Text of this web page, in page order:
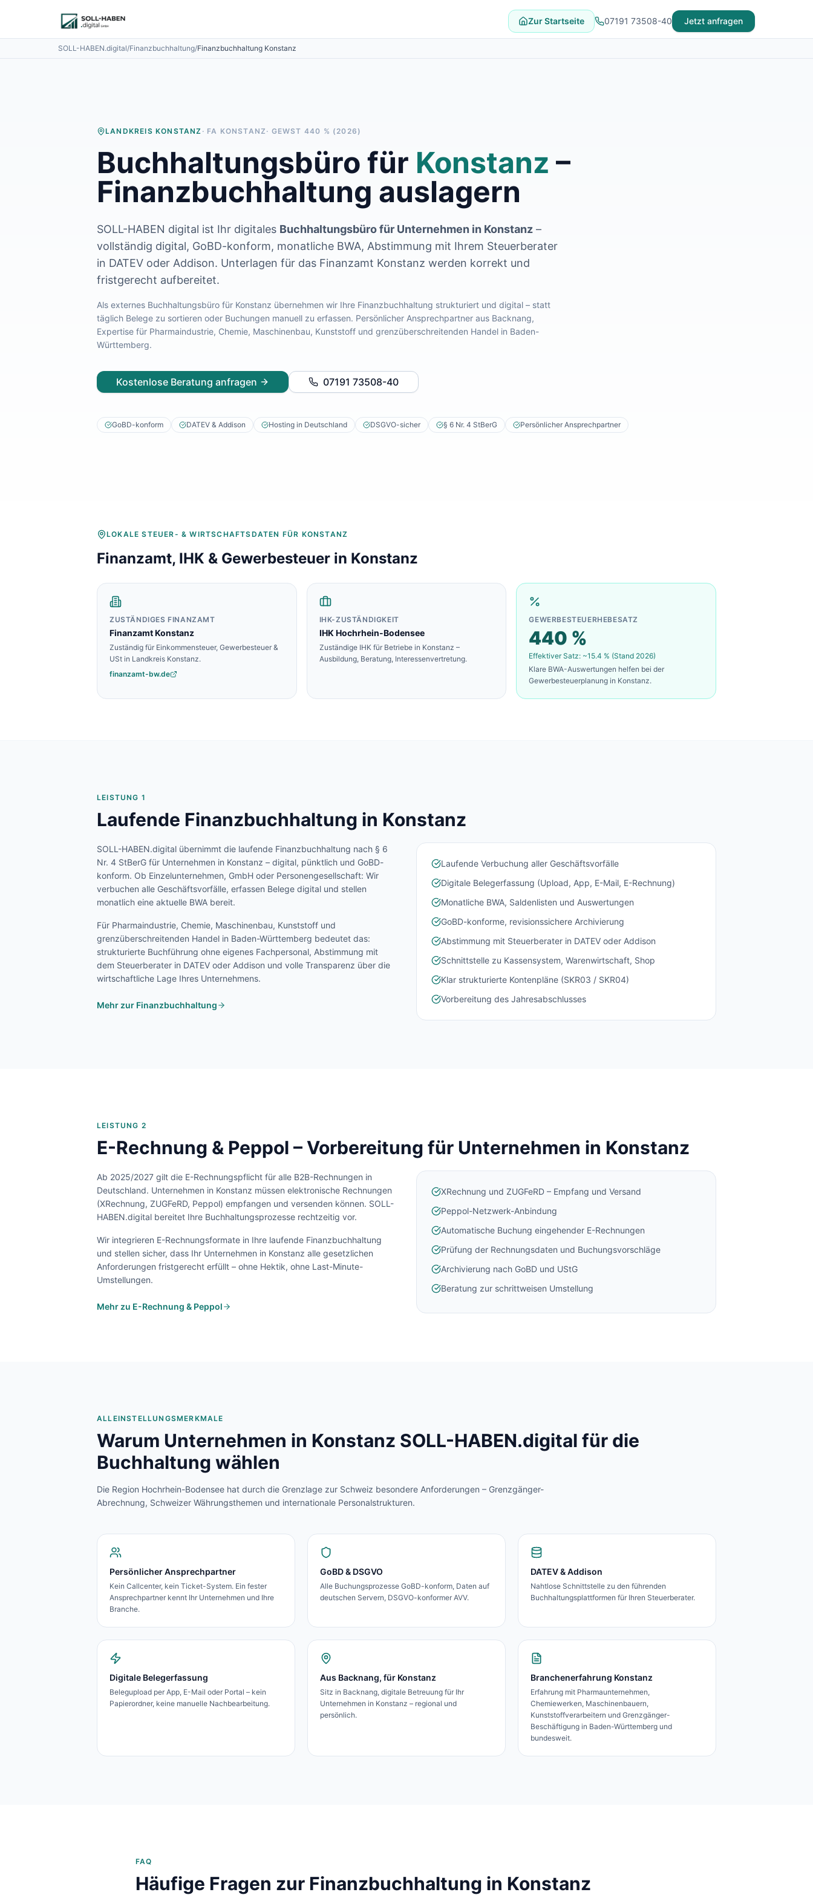
Zur Startseite 07191 73508-40 Jetzt anfragen
SOLL-HABEN.digital/Finanzbuchhaltung/Finanzbuchhaltung Konstanz
LANDKREIS KONSTANZ · FA KONSTANZ · GEWST 440 % (2026)
Buchhaltungsbüro für Konstanz –
Finanzbuchhaltung auslagern
SOLL-HABEN digital ist Ihr digitales Buchhaltungsbüro für Unternehmen in Konstanz –
vollständig digital, GoBD-konform, monatliche BWA, Abstimmung mit Ihrem Steuerberater
in DATEV oder Addison. Unterlagen für das Finanzamt Konstanz werden korrekt und
fristgerecht aufbereitet.
Als externes Buchhaltungsbüro für Konstanz übernehmen wir Ihre Finanzbuchhaltung strukturiert und digital – statt
täglich Belege zu sortieren oder Buchungen manuell zu erfassen. Persönlicher Ansprechpartner aus Backnang,
Expertise für Pharmaindustrie, Chemie, Maschinenbau, Kunststoff und grenzüberschreitenden Handel in Baden-
Württemberg.
Kostenlose Beratung anfragen 07191 73508-40
GoBD-konform DATEV & Addison Hosting in Deutschland DSGVO-sicher § 6 Nr. 4 StBerG Persönlicher Ansprechpartner
LOKALE STEUER- & WIRTSCHAFTSDATEN FÜR KONSTANZ
Finanzamt, IHK & Gewerbesteuer in Konstanz
ZUSTÄNDIGES FINANZAMT
FinanzamtKonstanz
Zuständig für Einkommensteuer, Gewerbesteuer &
USt in Landkreis Konstanz.
finanzamt-bw.de
IHK-ZUSTÄNDIGKEIT
IHK Hochrhein-Bodensee
Zuständige IHK für Betriebe in Konstanz –
Ausbildung, Beratung, Interessenvertretung.
GEWERBESTEUERHEBESATZ
440 %
Effektiver Satz: ~15.4 % (Stand 2026)
Klare BWA-Auswertungen helfen bei der
Gewerbesteuerplanung in Konstanz.
LEISTUNG 1
Laufende Finanzbuchhaltung in Konstanz
SOLL-HABEN.digital übernimmt die laufende Finanzbuchhaltung nach § 6
Nr. 4 StBerG für Unternehmen in Konstanz – digital, pünktlich und GoBD-
konform. Ob Einzelunternehmen, GmbH oder Personengesellschaft: Wir
verbuchen alle Geschäftsvorfälle, erfassen Belege digital und stellen
monatlich eine aktuelle BWA bereit.
Für Pharmaindustrie, Chemie, Maschinenbau, Kunststoff und
grenzüberschreitenden Handel in Baden-Württemberg bedeutet das:
strukturierte Buchführung ohne eigenes Fachpersonal, Abstimmung mit
dem Steuerberater in DATEV oder Addison und volle Transparenz über die
wirtschaftliche Lage Ihres Unternehmens.
Mehr zur Finanzbuchhaltung
Laufende Verbuchung aller Geschäftsvorfälle
Digitale Belegerfassung (Upload, App, E-Mail, E-Rechnung)
Monatliche BWA, Saldenlisten und Auswertungen
GoBD-konforme, revisionssichere Archivierung
Abstimmung mit Steuerberater in DATEV oder Addison
Schnittstelle zu Kassensystem, Warenwirtschaft, Shop
Klar strukturierte Kontenpläne (SKR03 / SKR04)
Vorbereitung des Jahresabschlusses
LEISTUNG 2
E-Rechnung & Peppol – Vorbereitung für Unternehmen in Konstanz
Ab 2025/2027 gilt die E-Rechnungspflicht für alle B2B-Rechnungen in
Deutschland. Unternehmen in Konstanz müssen elektronische Rechnungen
(XRechnung, ZUGFeRD, Peppol) empfangen und versenden können. SOLL-
HABEN.digital bereitet Ihre Buchhaltungsprozesse rechtzeitig vor.
Wir integrieren E-Rechnungsformate in Ihre laufende Finanzbuchhaltung
und stellen sicher, dass Ihr Unternehmen in Konstanz alle gesetzlichen
Anforderungen fristgerecht erfüllt – ohne Hektik, ohne Last-Minute-
Umstellungen.
Mehr zu E-Rechnung & Peppol
XRechnung und ZUGFeRD – Empfang und Versand
Peppol-Netzwerk-Anbindung
Automatische Buchung eingehender E-Rechnungen
Prüfung der Rechnungsdaten und Buchungsvorschläge
Archivierung nach GoBD und UStG
Beratung zur schrittweisen Umstellung
ALLEINSTELLUNGSMERKMALE
Warum Unternehmen in Konstanz SOLL-HABEN.digital für die
Buchhaltung wählen
Die Region Hochrhein-Bodensee hat durch die Grenzlage zur Schweiz besondere Anforderungen – Grenzgänger-
Abrechnung, Schweizer Währungsthemen und internationale Personalstrukturen.
Persönlicher Ansprechpartner
Kein Callcenter, kein Ticket-System. Ein fester
Ansprechpartner kennt Ihr Unternehmen und Ihre
Branche.
GoBD & DSGVO
Alle Buchungsprozesse GoBD-konform, Daten auf
deutschen Servern, DSGVO-konformer AVV.
DATEV & Addison
Nahtlose Schnittstelle zu den führenden
Buchhaltungsplattformen für Ihren Steuerberater.
Digitale Belegerfassung
Belegupload per App, E-Mail oder Portal – kein
Papierordner, keine manuelle Nachbearbeitung.
Aus Backnang, für Konstanz
Sitz in Backnang, digitale Betreuung für Ihr
Unternehmen in Konstanz – regional und
persönlich.
Branchenerfahrung Konstanz
Erfahrung mit Pharmaunternehmen,
Chemiewerken, Maschinenbauern,
Kunststoffverarbeitern und Grenzgänger-
Beschäftigung in Baden-Württemberg und
bundesweit.
FAQ
Häufige Fragen zur Finanzbuchhaltung in Konstanz
Finanzbuchhaltung auslagern
E-Rechnung und Peppol
Digitale Personalakte 2027
Lohnabrechnung Backnang
Lohnabrechnung Schorndorf
Lohnabrechnung Stuttgart
Lohnabrechnung Heilbronn
Lohnabrechnung Karlsruhe
Lohnabrechnung Freiburg
Lohnabrechnung Heidelberg
Lohnabrechnung Reutlingen
Lohnabrechnung Pforzheim
Lohnabrechnung Konstanz
Lohnabrechnung Esslingen am Neckar
Finanzbuchhaltung Backnang
Finanzbuchhaltung Ulm
Baulohnabrechnung Stuttgart
Baulohnabrechnung Karlsruhe